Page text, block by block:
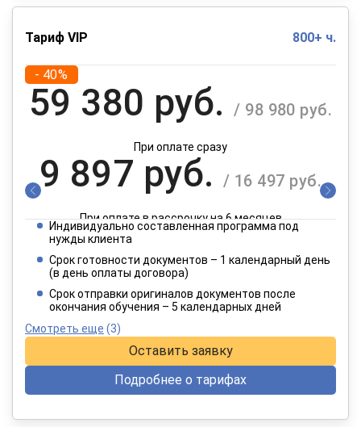
Тариф VIP 800+ ч.
- 40%
59 380 руб. / 98 980 руб.
При оплате сразу
9 897 руб. / 16 497 руб.
При оплате в рассрочку на 6 месяцев
4 949 руб. / 8 249 руб.
При оплате в рассрочку на 12 месяцев
Индивидуально составленная программа под
нужды клиента
Срок готовности документов – 1 календарный день
(в день оплаты договора)
Срок отправки оригиналов документов после
окончания обучения – 5 календарных дней
Смотреть еще (3)
Оставить заявку
Подробнее о тарифах